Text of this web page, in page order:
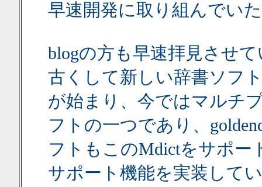
早速開発に取り組んでい
blogの方も早速拝見させ
古くして新しい辞書ソフ
が始まり、今ではマルチ
フトの一つであり、
フトもこのMdictをサポー
サポート機能を実装して